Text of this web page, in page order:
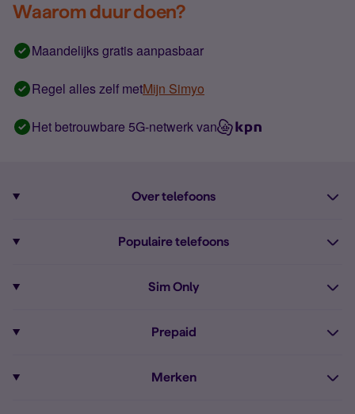
Waarom duur doen?
Maandelijks gratis aanpasbaar
Regel alles zelf metMijn Simyo
Het betrouwbare 5G-netwerk van
Over telefoons
Alle telefoons
Populaire telefoons
iPhone 16
Sim Only
Onbeperkt bellen
Prepaid
Merken